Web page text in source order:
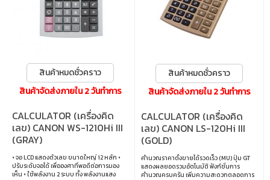
สินค้าหมดชั่วคราว
สินค้าจัดส่งภายใน 2 วันทำการ
CALCULATOR (เครื่องคิด
เลข) CANON WS-1210Hi III
(GRAY)
• จอ LCD แสดงตัวเลข ขนาดใหญ่ 12 หลัก •
ปรับระดับจอได้ เพื่อองศาที่พอดีต่อการมอง
เห็น • ใช้พลังงาน 2 ระบบ ทั้ง พลังงานแสง
สินค้าหมดชั่วคราว
สินค้าจัดส่งภายใน 2 วันทำการ
CALCULATOR (เครื่องคิด
เลข) CANON LS-120Hi III
(GOLD)
คำนวณราคาตั้งขายได้รวดเร็ว (MU) ปุ่ม GT
แสดงผลยอดรวมอัตโนมัติ ฟังก์ชั่นการ
คำนวณครบครัน เพิ่มความสะดวกตลอดการ